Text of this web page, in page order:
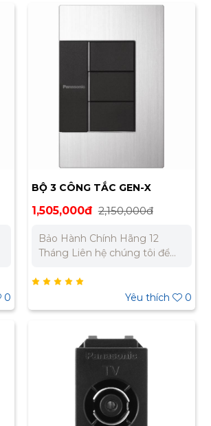
Hành Chính Hãng 12 Tháng
733 – 0945 332 980
0
BỘ 3 CÔNG TẮC GEN-X
WTEG53572S-1-G
1,505,000đ 2,150,000đ
Bảo Hành Chính Hãng 12
Tháng Liên hệ chúng tôi để
án. Miền Bắc : 0989 310 979 –
0902 303 733 – 0945 332 980
Yêu thích 0